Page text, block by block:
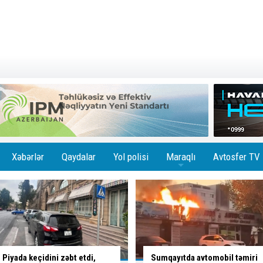
Xəbərlər Qaydalar Yol polisi Maraqlı Avtosfer TV
Sumqayıtda avtomobil təmiri
Maşın işıq dirəyinə çırpıldı -